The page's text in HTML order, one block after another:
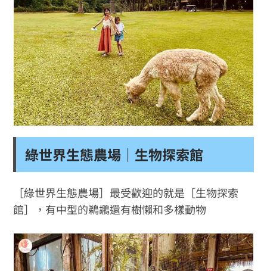
綠世界生態農場｜生物探索館
［綠世界生態農場］最受歡迎的就是［生物探索
館］，有中型的鵜鶘還有樹懶和多樣動物